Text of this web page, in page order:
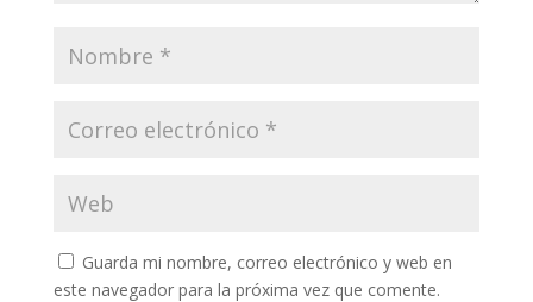
Guarda mi nombre, correo electrónico y web en
este navegador para la próxima vez que comente.